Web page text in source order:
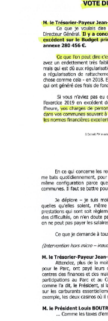
PAGE-